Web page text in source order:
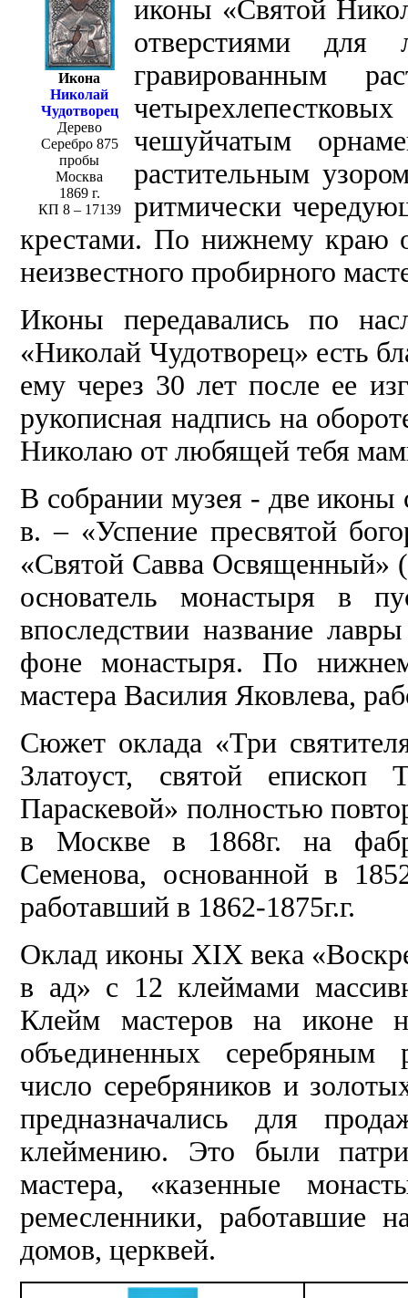
Икона
Николай
Чудотворец
Дерево
Cеребро 875
пробы
Москва
1869 г.
КП 8 – 17139
иконы «Святой
отверстиями
гравированным
чешуйчатым
растительным
ритмически
крестами. По нижнему краю
неизвестного пробирного
Иконы передавались по
«Николай Чудотворец» есть
ему через 30 лет после ее
рукописная надпись на
Николаю от любящей тебя
В собрании музея - две
в. – «Успение пресвятой
«Святой Савва Освященный»
основатель монастыря в
впоследствии название
фоне монастыря. По
мастера Василия Яковлева,
Сюжет оклада «Три
Златоуст, святой
Параскевой» полностью
в Москве в 1868г. на
Семенова, основанной в
работавший в 1862-1875г.г.
Оклад иконы XIX века
в ад» с 12 клеймами
Клейм мастеров на иконе
объединенных серебряным
число серебряников и
предназначались для
клеймению. Это были
мастера, «казенные
ремесленники, работавшие
домов, церквей.